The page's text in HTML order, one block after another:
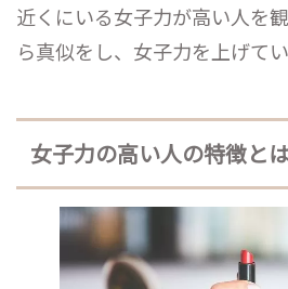
近くにいる女子力が高い人を
ら真似をし、女子力を上げて
女子力の高い人の特徴と